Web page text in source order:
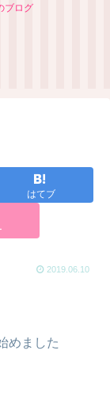
ブログ
はてブ
2019.06.10
めました